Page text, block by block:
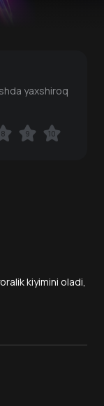
kiyimini oladi,
yaxshiroq
8 9 10
8 9 10